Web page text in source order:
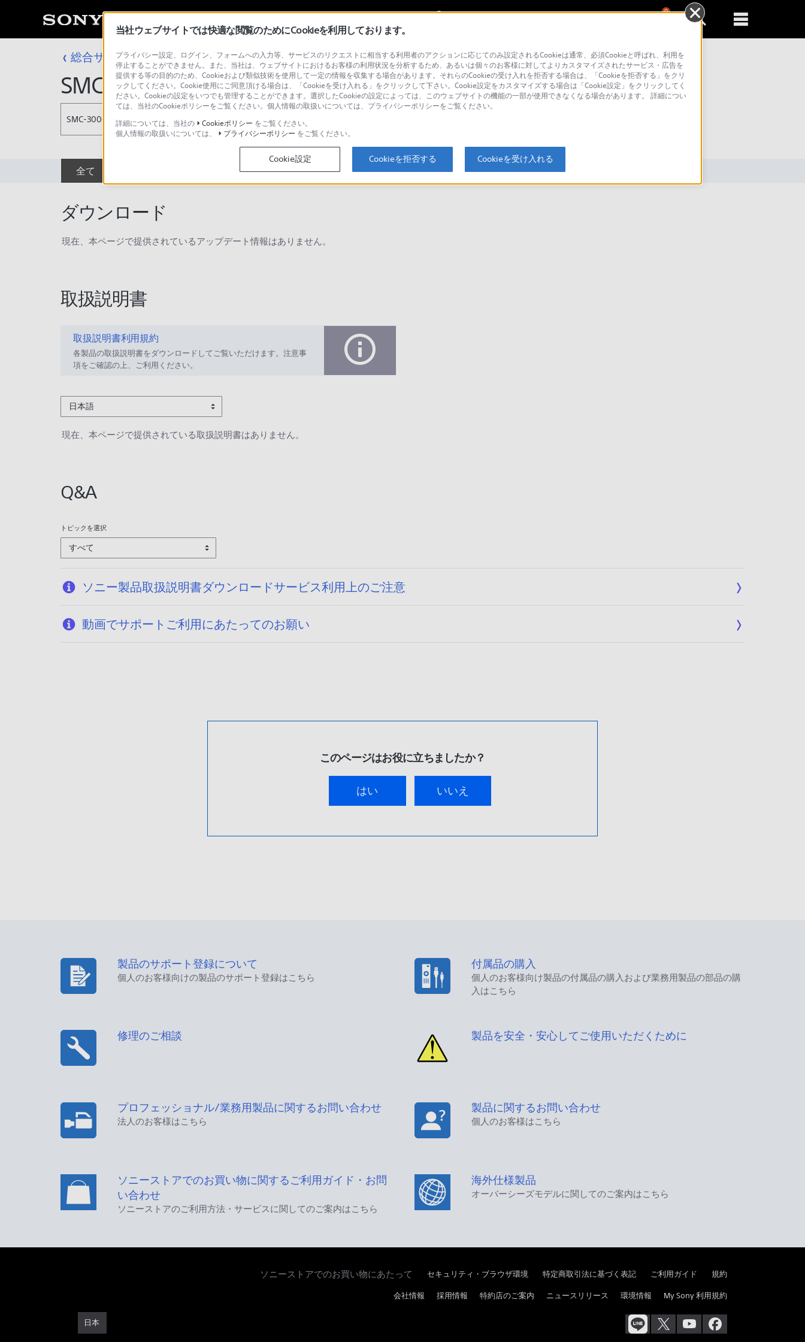
0
総合サポート・お問い合わせ プロフェッショナル／業務用
SMC-3000
SMC-3000
全て 取扱説明書 Q&A
ダウンロード
現在、本ページで提供されているアップデート情報はありません。
取扱説明書
取扱説明書利用規約
各製品の取扱説明書をダウンロードしてご覧いただけます。注意事
項をご確認の上、ご利用ください。
日本語
現在、本ページで提供されている取扱説明書はありません。
Q&A
トピックを選択
すべて
ソニー製品取扱説明書ダウンロードサービス利用上のご注意
動画でサポートご利用にあたってのお願い
このページはお役に立ちましたか？
はい いいえ
製品のサポート登録について
個人のお客様向けの製品のサポート登録はこちら
付属品の購入
個人のお客様向け製品の付属品の購入および業務用製品の部品の購
入はこちら
修理のご相談 製品を安全・安心してご使用いただくために
プロフェッショナル/業務用製品に関するお問い合わせ
法人のお客様はこちら
製品に関するお問い合わせ
個人のお客様はこちら
ソニーストアでのお買い物に関するご利用ガイド・お問
い合わせ
ソニーストアのご利用方法・サービスに関してのご案内はこちら
海外仕様製品
オーバーシーズモデルに関してのご案内はこちら
ソニーストアでのお買い物にあたって セキュリティ・ブラウザ環境 特定商取引法に基づく表記 ご利用ガイド 規約
日本
会社情報 採用情報 特約店のご案内 ニュースリリース 環境情報 My Sony 利用規約
当社ウェブサイトでは快適な閲覧のためにCookieを利用しております。
プライバシー設定、ログイン、フォームへの入力等、サービスのリクエストに相当する利用者のアクションに応じてのみ設定されるCookieは通常、必須Cookieと呼ばれ、利用を
停止することができません。また、当社は、ウェブサイトにおけるお客様の利用状況を分析するため、あるいは個々のお客様に対してよりカスタマイズされたサービス・広告を
提供する等の目的のため、Cookieおよび類似技術を使用して一定の情報を収集する場合があります。それらのCookieの受け入れを拒否する場合は、「Cookieを拒否する」をクリ
ックしてください。Cookie使用にご同意頂ける場合は、「Cookieを受け入れる」をクリックして下さい。Cookie設定をカスタマイズする場合は「Cookie設定」をクリックしてく
ださい。Cookieの設定をいつでも管理することができます。選択したCookieの設定によっては、このウェブサイトの機能の一部が使用できなくなる場合があります。 詳細につい
ては、当社のCookieポリシーをご覧ください。個人情報の取扱いについては、プライバシーポリシーをご覧ください。
詳細については、当社の
Cookieポリシー をご覧ください。
個人情報の取扱いについては、
プライバシーポリシー をご覧ください。
Cookie設定 Cookieを拒否する Cookieを受け入れる